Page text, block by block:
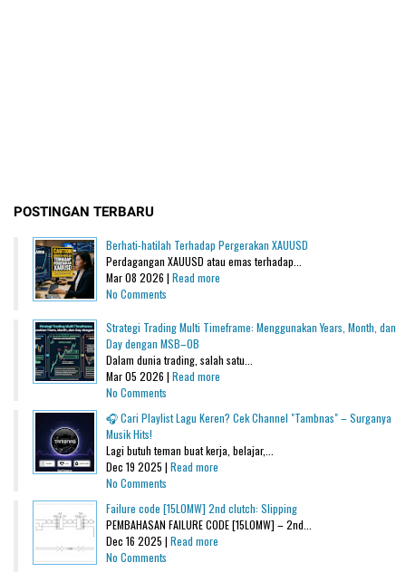
POSTINGAN TERBARU
Berhati-hatilah Terhadap Pergerakan XAUUSD
Perdagangan XAUUSD atau emas terhadap...
Mar 08 2026 | Read more
No Comments
Strategi Trading Multi Timeframe: Menggunakan Years, Month, dan
Day dengan MSB–OB
Dalam dunia trading, salah satu...
Mar 05 2026 | Read more
No Comments
🎧 Cari Playlist Lagu Keren? Cek Channel "Tambnas" – Surganya
Musik Hits!
Lagi butuh teman buat kerja, belajar,...
Dec 19 2025 | Read more
No Comments
Failure code [15L0MW] 2nd clutch: Slipping
PEMBAHASAN FAILURE CODE [15L0MW] – 2nd...
Dec 16 2025 | Read more
No Comments